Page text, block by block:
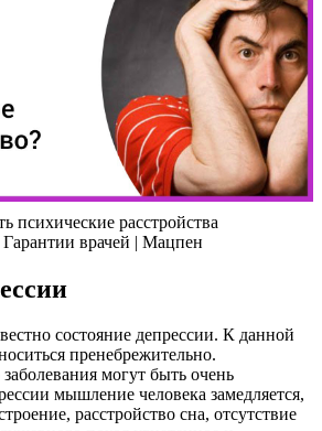
расстройства
врачей | Мацпен
состояние депрессии. К данной
пренебрежительно.
могут быть очень
мышление человека замедляется,
расстройство сна, отсутствие